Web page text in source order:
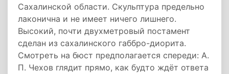
Сахалинской области. Скульптура предельно
лаконична и не имеет ничего лишнего.
Высокий, почти двухметровый постамент
сделан из сахалинского габбро-диорита.
Смотреть на бюст предполагается спереди: А.
П. Чехов глядит прямо, как будто ждёт ответа